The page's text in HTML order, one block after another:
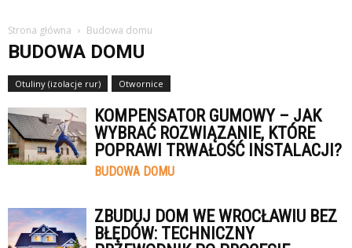
Strona główna Budowa domu
BUDOWA DOMU
Otuliny (izolacje rur) Otwornice
KOMPENSATOR GUMOWY – JAK
WYBRAĆ ROZWIĄZANIE, KTÓRE
POPRAWI TRWAŁOŚĆ INSTALACJI?
BUDOWA DOMU
ZBUDUJ DOM WE WROCŁAWIU BEZ
BŁĘDÓW: TECHNICZNY